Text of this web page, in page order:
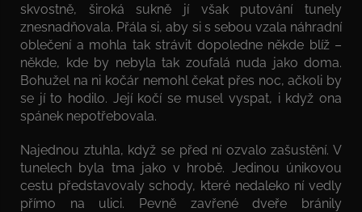
skvostně, široká sukně jí však putování tunely
znesnadňovala. Přála si, aby si s sebou vzala náhradní
oblečení a mohla tak strávit dopoledne někde blíž –
někde, kde by nebyla tak zoufalá nuda jako doma.
Bohužel na ni kočár nemohl čekat přes noc, ačkoli by
se jí to hodilo. Její kočí se musel vyspat, i když ona
spánek nepotřebovala.
Najednou ztuhla, když se před ní ozvalo zašustění. V
tunelech byla tma jako v hrobě. Jedinou únikovou
cestu představovaly schody, které nedaleko ní vedly
přímo na ulici. Pevně zavřené dveře bránily